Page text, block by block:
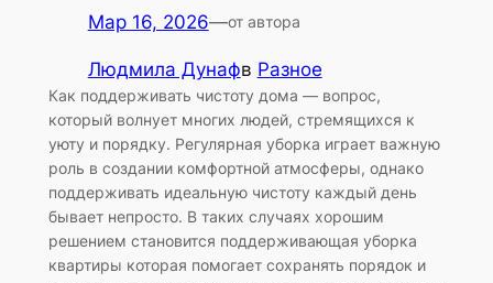
Мар 16, 2026—от автора
Людмила Дунафв Разное
Как поддерживать чистоту дома — вопрос,
который волнует многих людей, стремящихся к
уюту и порядку. Регулярная уборка играет важную
роль в создании комфортной атмосферы, однако
поддерживать идеальную чистоту каждый день
бывает непросто. В таких случаях хорошим
решением становится поддерживающая уборка
квартиры которая помогает сохранять порядок и